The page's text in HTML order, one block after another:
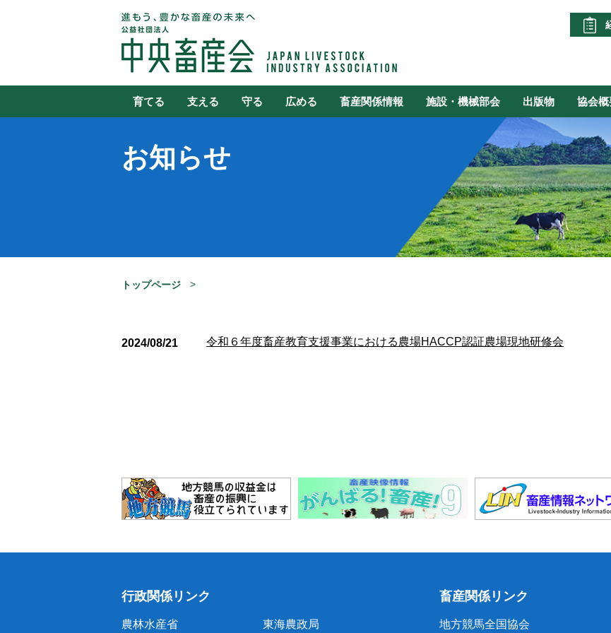
育てる 支える 守る 広める 畜産関係情報 施設・機械部会 出版物 協会概
お知らせ
トップページ
2024/08/21
令和６年度畜産教育支援事業における農場HACCP認証農場現地研修会
行政関係リンク
農林水産省 東海農政局
畜産関係リンク
地方競馬全国協会